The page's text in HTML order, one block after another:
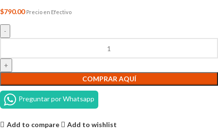
$790.00 Precio en Efectivo
COMPRAR AQUÍ
Preguntar por Whatsapp
Add to compare Add to wishlist